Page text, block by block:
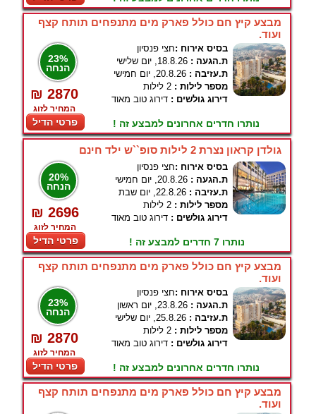
מבצע קיץ חם כולל פארק מים מתנפחים תותח קצף
ועוד.
23%
הנחה
₪ 2870
המחיר לזוג
פרטי הדיל
בסיס אירוח :חצי פנסיון
ת.הגעה : 18.8.26, יום שלישי
ת.עזיבה : 20.8.26, יום חמישי
מספר לילות : 2 לילות
דירוג גולשים : דירוג טוב מאוד
נותרו חדרים אחרונים למבצע זה !
גולדן קראון נצרת 2 לילות סופ``ש ילד חינם
20%
הנחה
₪ 2696
המחיר לזוג
פרטי הדיל
בסיס אירוח :חצי פנסיון
ת.הגעה : 20.8.26, יום חמישי
ת.עזיבה : 22.8.26, יום שבת
מספר לילות : 2 לילות
דירוג גולשים : דירוג טוב מאוד
נותרו 7 חדרים למבצע זה !
מבצע קיץ חם כולל פארק מים מתנפחים תותח קצף
ועוד.
23%
הנחה
₪ 2870
המחיר לזוג
פרטי הדיל
בסיס אירוח :חצי פנסיון
ת.הגעה : 23.8.26, יום ראשון
ת.עזיבה : 25.8.26, יום שלישי
מספר לילות : 2 לילות
דירוג גולשים : דירוג טוב מאוד
נותרו חדרים אחרונים למבצע זה !
מבצע קיץ חם כולל פארק מים מתנפחים תותח קצף
ועוד.